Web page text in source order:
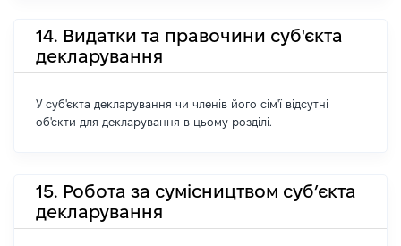
14. Видатки та правочини суб'єкта
декларування
У суб'єкта декларування чи членів його сім'ї відсутні
об'єкти для декларування в цьому розділі.
15. Робота за сумісництвом суб’єкта
декларування